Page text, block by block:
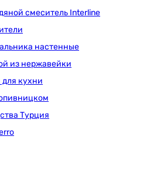
смеситель Interline
настенные
из нержавейки
кухни
Турция